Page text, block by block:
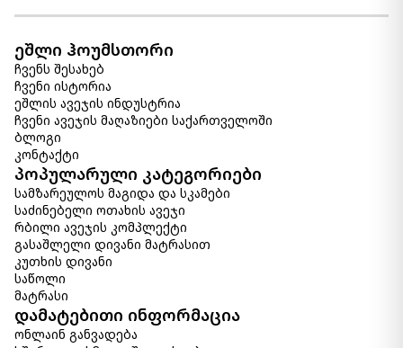
4 430.00 ₾
რაოდენობა:
- +
ეშლი ჰოუმსთორი
ჩვენს შესახებ
ჩვენი ისტორია
ეშლის ავეჯის ინდუსტრია
ჩვენი ავეჯის მაღაზიები საქართველოში
ბლოგი
კონტაქტი
პოპულარული კატეგორიები
სამზარეულოს მაგიდა და სკამები
საძინებელი ოთახის ავეჯი
რბილი ავეჯის კომპლექტი
გასაშლელი დივანი მატრასით
კუთხის დივანი
საწოლი
მატრასი
დამატებითი ინფორმაცია
ონლაინ განვადება